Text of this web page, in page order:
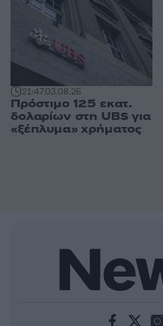
21:4703.08.26
Πρόστιμο 125 εκατ.
δολαρίων στη UBS για
«ξέπλυμα» χρήματος